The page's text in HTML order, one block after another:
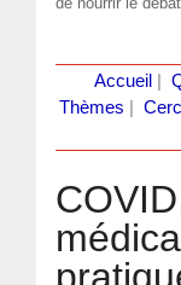
Accueil
Thèmes